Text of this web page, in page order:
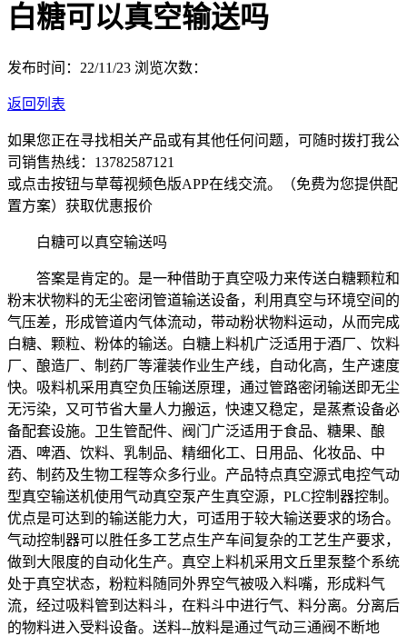
白糖可以真空输送吗
发布时间：22/11/23 浏览次数：
返回列表
如果您正在寻找相关产品或有其他任何问题，可随时拨打我公
司销售热线： 13782587121
或点击按钮与草莓视频色版APP在线交流。（免费为您提供配
置方案） 获取优惠报价
白糖可以真空输送吗
答案是肯定的。是一种借助于真空吸力来传送白糖颗粒和
粉末状物料的无尘密闭管道输送设备，利用真空与环境空间的
气压差，形成管道内气体流动，带动粉状物料运动，从而完成
白糖、颗粒、粉体的输送。白糖上料机广泛适用于酒厂、饮料
厂、酿造厂、制药厂等灌装作业生产线，自动化高，生产速度
快。吸料机采用真空负压输送原理，通过管路密闭输送即无尘
无污染，又可节省大量人力搬运，快速又稳定，是蒸煮设备必
备配套设施。卫生管配件、阀门广泛适用于食品、糖果、酿
酒、啤酒、饮料、乳制品、精细化工、日用品、化妆品、中
药、制药及生物工程等众多行业。产品特点真空源式电控气动
型真空输送机使用气动真空泵产生真空源，PLC控制器控制。
优点是可达到的输送能力大，可适用于较大输送要求的场合。
气动控制器可以胜任多工艺点生产车间复杂的工艺生产要求，
做到大限度的自动化生产。真空上料机采用文丘里泵整个系统
处于真空状态，粉粒料随同外界空气被吸入料嘴，形成料气
流，经过吸料管到达料斗，在料斗中进行气、料分离。分离后
的物料进入受料设备。送料--放料是通过气动三通阀不断地